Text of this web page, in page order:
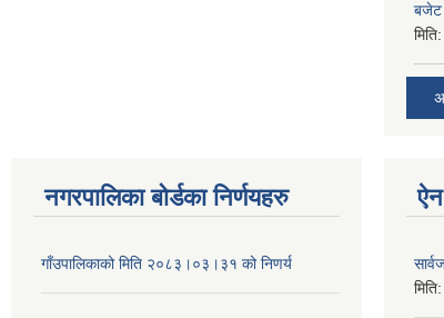
बजेट
मिति:
नगरपालिका बोर्डका निर्णयहरु
गाँउपालिकाको मिति २०८३।०३।३१ को निणर्य
मिति: